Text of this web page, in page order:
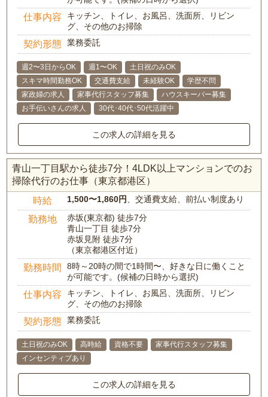
仕事内容
キッチン、トイレ、お風呂、洗面所、リビン
グ、その他のお掃除
契約形態 業務委託
週2〜3日からOK 週1〜OK
土日祝のみOK
スキマ時間勤務OK
交通費支給 未経験OK
学歴不問
家政婦の求人
家事代行スタッフ募集
ハウスキーパー募集
お手伝いさんの求人
30代･40代･50代活躍中
この求人の詳細を見る
青山一丁目駅から徒歩7分！4LDK以上マンションでのお
掃除代行のお仕事（東京都港区）
時給 1,500〜1,860円、交通費支給、前払い制度あり
勤務地
赤坂(東京都) 徒歩7分
青山一丁目 徒歩7分
赤坂見附 徒歩7分
（東京都港区付近）
勤務時間
8時～20時の間で1時間〜、好きな日に働くこと
が可能です。(候補の日時から選択)
仕事内容
キッチン、トイレ、お風呂、洗面所、リビン
グ、その他のお掃除
契約形態 業務委託
土日祝のみOK 高時給 資格不要
家事代行スタッフ募集
インセンティブあり
この求人の詳細を見る